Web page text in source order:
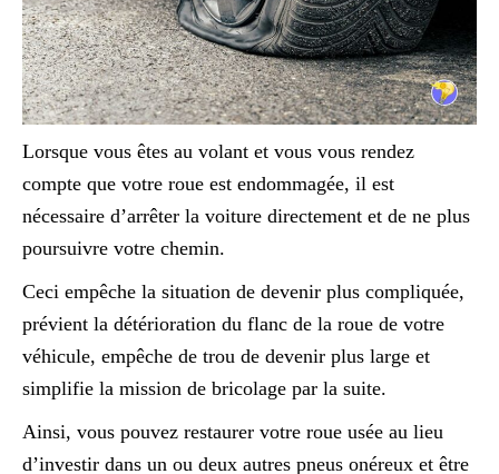
Lorsque vous êtes au volant et vous vous rendez
compte que votre roue est endommagée, il est
nécessaire d’arrêter la voiture directement et de ne plus
poursuivre votre chemin.
Ceci empêche la situation de devenir plus compliquée,
prévient la détérioration du flanc de la roue de votre
véhicule, empêche de trou de devenir plus large et
simplifie la mission de bricolage par la suite.
Ainsi, vous pouvez restaurer votre roue usée au lieu
d’investir dans un ou deux autres pneus onéreux et être